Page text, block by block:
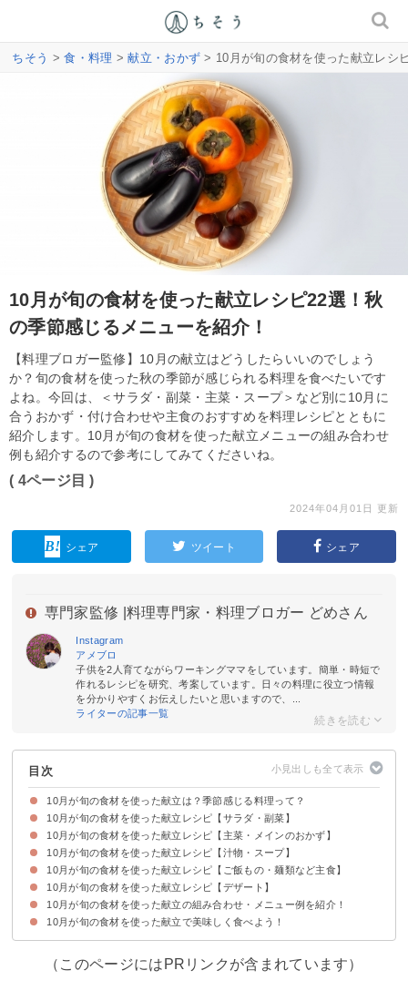
ちそう >食・料理 >献立・おかず > 10月が旬の食材を使った献立レシ
10月が旬の食材を使った献立レシピ22選！秋
の季節感じるメニューを紹介！
【料理ブロガー監修】10月の献立はどうしたらいいのでしょう
か？旬の食材を使った秋の季節が感じられる料理を食べたいです
よね。今回は、＜サラダ・副菜・主菜・スープ＞など別に10月に
合うおかず・付け合わせや主食のおすすめを料理レシピとともに
紹介します。10月が旬の食材を使った献立メニューの組み合わせ
例も紹介するので参考にしてみてくださいね。
( 4ページ目 )
2024年04月01日 更新
シェア ツイート シェア
専門家監修 | 料理専門家・料理ブロガー どめさん
Instagram
アメブロ
子供を2人育てながらワーキングママをしています。簡単・時短で
作れるレシピを研究、考案しています。日々の料理に役立つ情報
を分かりやすくお伝えしたいと思いますので、...
ライターの記事一覧
目次
10月が旬の食材を使った献立は？季節感じる料理って？
10月が旬・食べ頃の食材は何がある？
10月が旬の食材を使った献立レシピ【サラダ・副菜】
【かぼちゃ】かぼちゃとれんこんのサラダ
【かぶ】かぶのナムル風サラダ
【さといも】さといものサラダ
【ぎんなん】茶碗蒸し
10月が旬の食材を使った献立レシピ【主菜・メインのおかず】
【なす】秋なすとさんまのおろし和え
【さんま】さんまのピリ辛焼き
【さば】さばの竜田揚げ
【鮭】秋鮭のちゃんちゃん焼き
【太刀魚】太刀魚の蒲焼き
10月が旬の食材を使った献立レシピ【汁物・スープ】
【かぼちゃ】かぼちゃの味噌汁
【さつまいも】さつまいもの味噌汁
【かぶ】かぶとベーコンのスープ
【鮭】鮭とじゃがいものコンソメミルクスープ
10月が旬の食材を使った献立レシピ【ご飯もの・麺類など主食】
【うなぎ】ひつまぶし
【さつまいも】さつまいもご飯
【すだち】すだち麺
【鮭】鮭ときのこのクリームパスタ
10月が旬の食材を使った献立レシピ【デザート】
【ゆず】ゆずのパウンドケーキ
【いちじく】いちじくのタルト
【梨】白ワイン風味の梨のコンポート
【柿】柿プリン
【りんご】焼きりんご
10月が旬の食材を使った献立の組み合わせ・メニュー例を紹介！
献立メニュー例①秋を感じる和食を楽しみたい人におすすめ
献立メニュー例②忙しい日の夕食におすすめ
献立メニュー例③高齢者におすすめ
10月が旬の食材を使った献立で美味しく食べよう！
（このページにはPRリンクが含まれています）